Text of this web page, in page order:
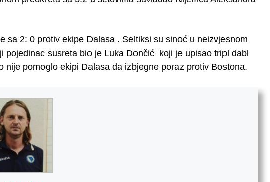
sa 2: 0 protiv ekipe Dalasa . Seltiksi su sinoć u neizvjesnom
susreta bio je Luka Dončić koji je upisao tripl dabl
pomoglo ekipi Dalasa da izbjegne poraz protiv Bostona.